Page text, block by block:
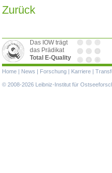
Zurück
Das IOW trägt
das Prädikat
Total E-Quality
Navigation
überspringen
Home | News | Forschung | Karriere |
© 2008-2026 Leibniz-Institut für